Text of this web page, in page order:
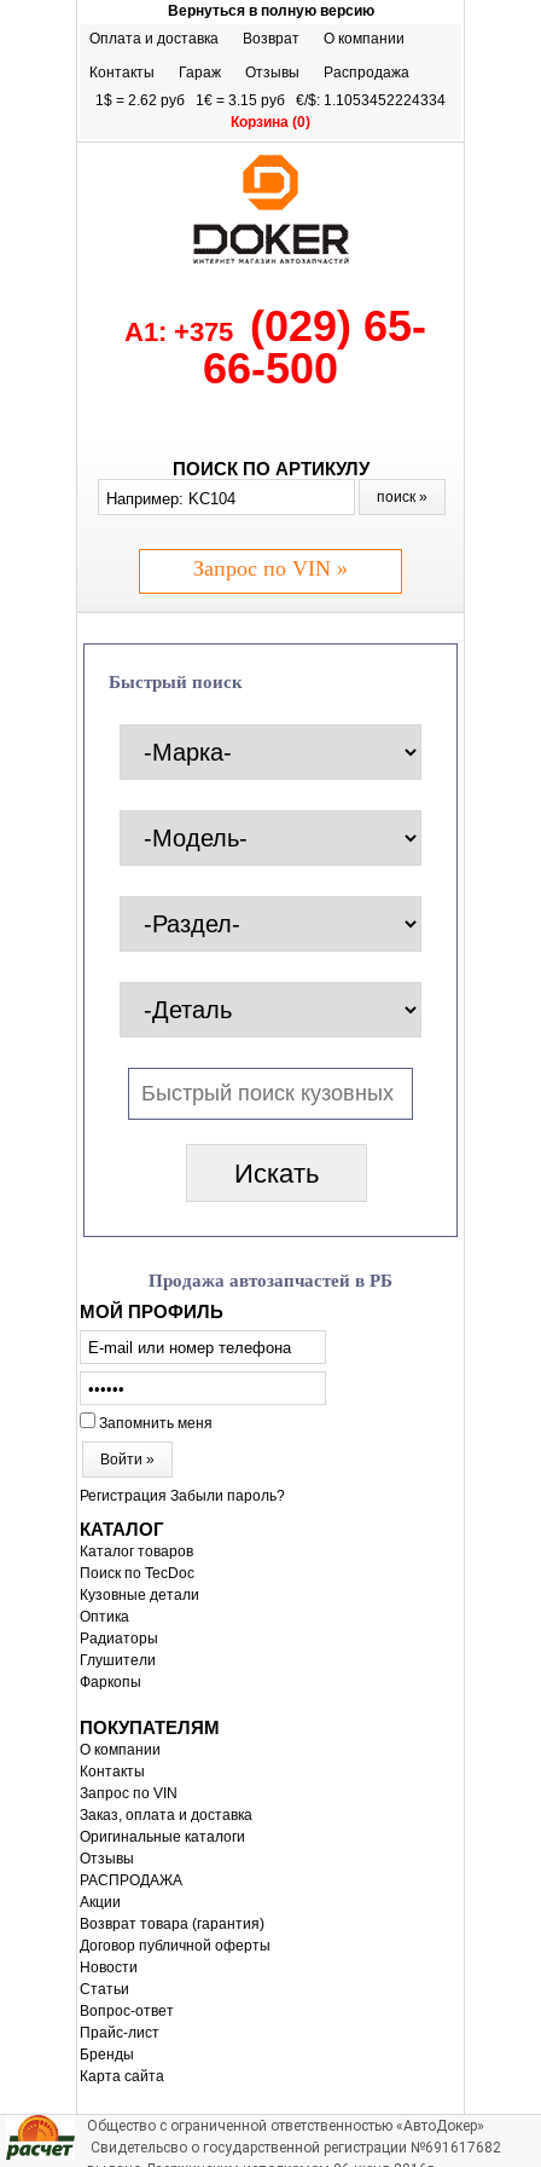
Вернуться в полную версию
Оплата и доставка
Возврат
О компании
Контакты
Гараж Отзывы
Распродажа
1$ = 2.62 руб 1€ = 3.15 руб €/$: 1.1053452224334
Корзина (0)
A1: +375
(029) 65-
66-500
ПОИСК ПО АРТИКУЛУ
поиск »
Запрос по VIN »
Быстрый поиск
Продажа автозапчастей в РБ
МОЙ ПРОФИЛЬ
Запомнить меня
Войти »
Регистрация Забыли пароль?
КАТАЛОГ
Каталог товаров
Поиск по TecDoc
Кузовные детали
Оптика
Радиаторы
Глушители
Фаркопы
ПОКУПАТЕЛЯМ
О компании
Контакты
Запрос по VIN
Заказ, оплата и доставка
Оригинальные каталоги
Отзывы
РАСПРОДАЖА
Акции
Возврат товара (гарантия)
Договор публичной оферты
Новости
Статьи
Вопрос-ответ
Прайс-лист
Бренды
Карта сайта
Общество с ограниченной ответственностью «АвтоДокер»
Свидетельсво о государственной регистрации №691617682